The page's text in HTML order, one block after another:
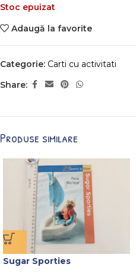
Stoc epuizat
Adaugă la favorite
Categorie: Carti cu activitati
Share:
Produse similare
Sugar Sporties